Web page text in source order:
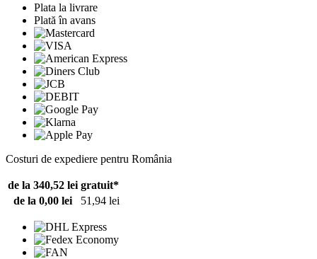
Plata la livrare
Plată în avans
Costuri de expediere pentru România
de la 340,52 lei gratuit*
de la 0,00 lei
51,94 lei